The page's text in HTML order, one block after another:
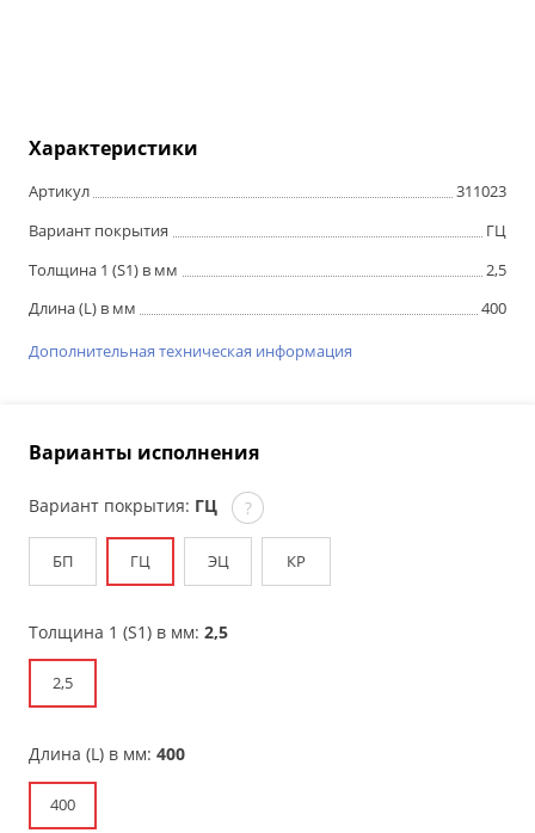
Характеристики
Артикул
311023
Вариант покрытия
ГЦ
Толщина 1 (S1) в мм
2,5
Длина (L) в мм
400
Дополнительная техническая информация
Варианты исполнения
Вариант покрытия: ГЦ ?
БП ГЦ ЭЦ КР
Толщина 1 (S1) в мм: 2,5
2,5
Длина (L) в мм: 400
400